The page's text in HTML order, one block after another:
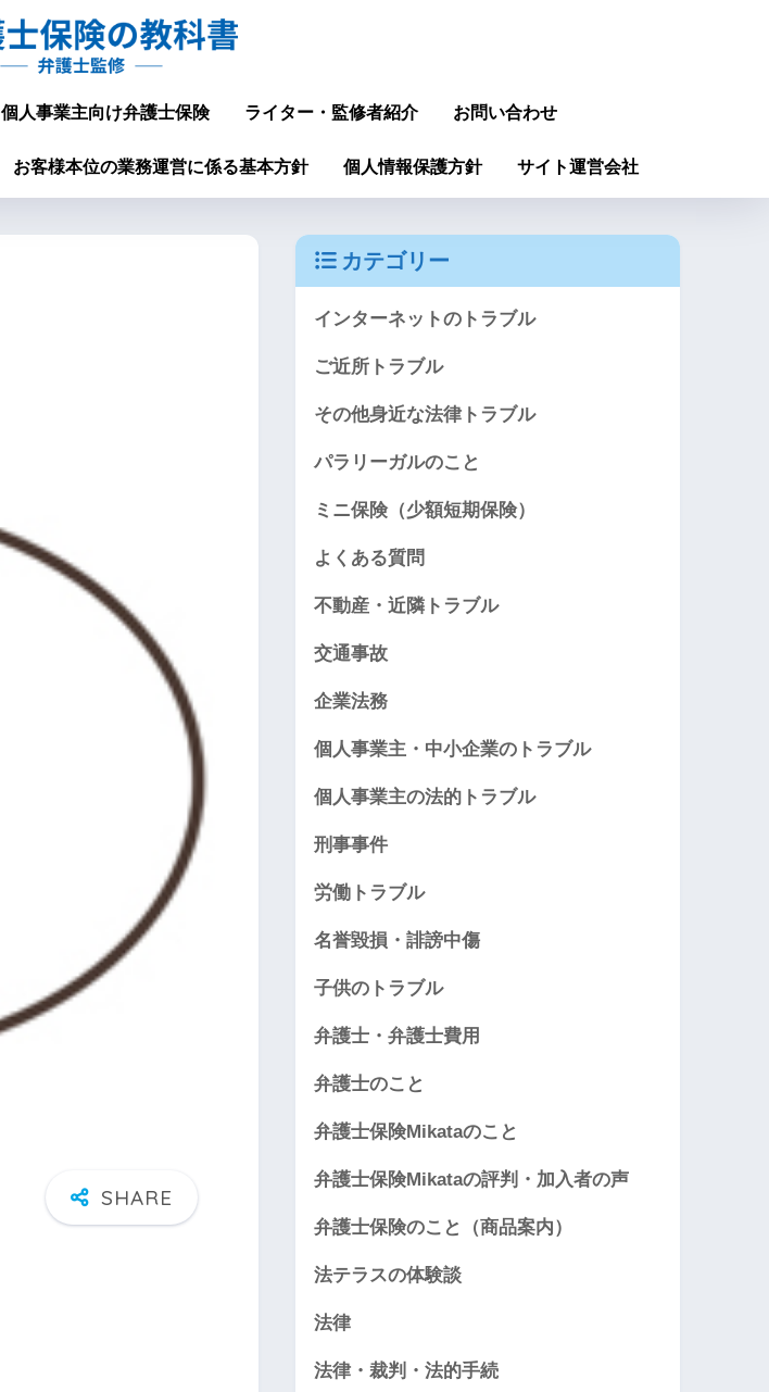
個人事業主向け弁護士保険 ライター・監修者紹介 お問い合わせ
お客様本位の業務運営に係る基本方針 個人情報保護方針 サイト運営会社
カテゴリー
インターネットのトラブル
ご近所トラブル
その他身近な法律トラブル
パラリーガルのこと
ミニ保険（少額短期保険）
よくある質問
不動産・近隣トラブル
交通事故
企業法務
個人事業主・中小企業のトラブル
個人事業主の法的トラブル
刑事事件
労働トラブル
名誉毀損・誹謗中傷
子供のトラブル
弁護士・弁護士費用
弁護士のこと
弁護士保険Mikataのこと
弁護士保険Mikataの評判・加入者の声
弁護士保険のこと（商品案内）
法テラスの体験談
法律
法律・裁判・法的手続